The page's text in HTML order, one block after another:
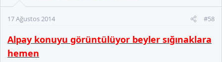
17 Ağustos 2014 #58
Alpay konuyu görüntülüyor beyler sığınaklara
hemen